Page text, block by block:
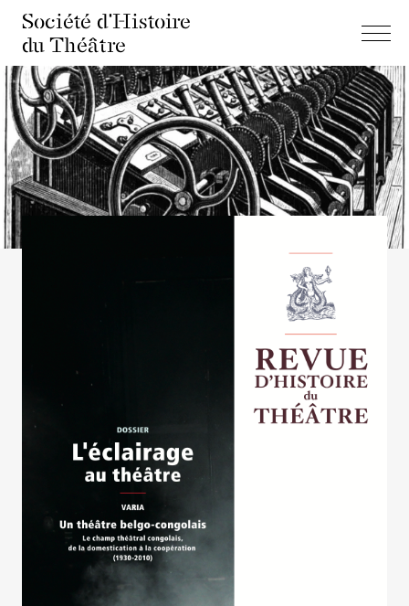
Société d'Histoire
du Théâtre